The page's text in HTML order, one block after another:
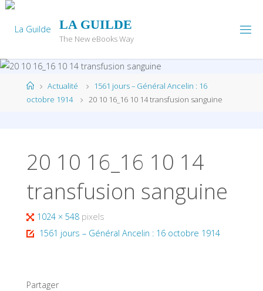
Skip
content
LA GUILDE
The New eBooks Way
HomeActualité
1561 jours – Général Ancelin : 16
octobre 1914
20 10 16_16 10 14 transfusion sanguine
20 10 16_16 10 14
transfusion sanguine
Full
size
1024 × 548 pixels
1561 jours – Général Ancelin : 16 octobre 1914
Partager